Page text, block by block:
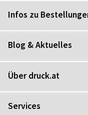
Infos zu
Blog & Aktuelles
Über druck.at
Services